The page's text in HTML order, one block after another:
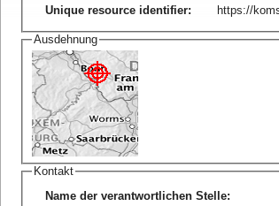
Unique resource identifier: https://
Ausdehnung
Kontakt
Name der verantwortlichen Stelle: